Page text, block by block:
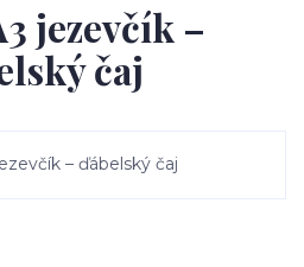
jezevčík –
čaj